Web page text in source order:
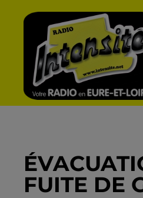
FUITE DE